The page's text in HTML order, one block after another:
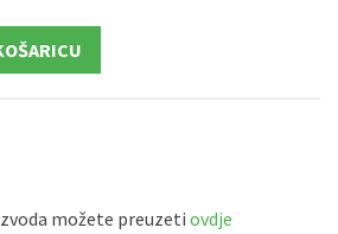
možete preuzeti ovdje